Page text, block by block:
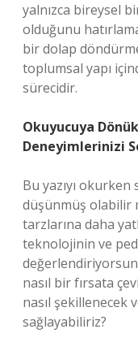
yalnızca bireysel
olduğunu
bir dolap
toplumsal yapı
sürecidir.
Okuyucuya
Deneyimlerinizi
Bu yazıyı
düşünmüş olabilir
tarzlarına daha
teknolojinin ve
nasıl bir fırsata
nasıl şekillenecek
sağlayabiliriz?